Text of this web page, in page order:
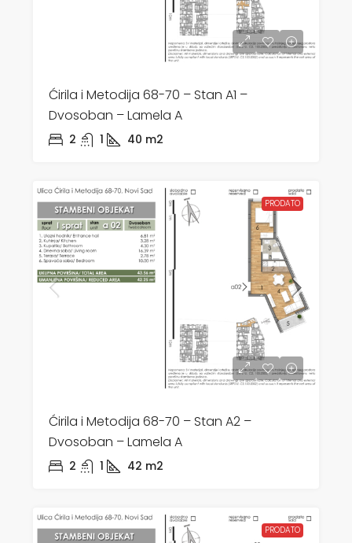
Ćirila i Metodija 68-70 – Stan A1 –
Dvosoban – Lamela A
2 1 40 m2
PRODATO
Ćirila i Metodija 68-70 – Stan A2 –
Dvosoban – Lamela A
2 1 42 m2
PRODATO